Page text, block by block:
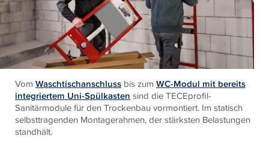
Vom Waschtischanschluss bis zum WC-Modul mit bereits
integriertem Uni-Spülkasten sind die TECEprofil-
Sanitärmodule für den Trockenbau vormontiert. Im statisch
selbsttragenden Montagerahmen, der stärksten Belastungen
standhält.